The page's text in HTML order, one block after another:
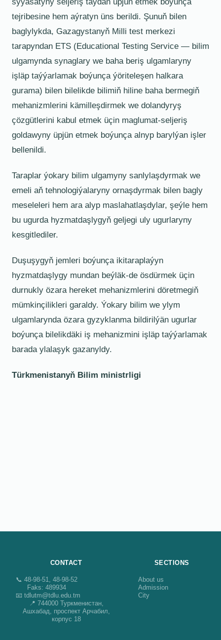
tejribesine hem aýratyn üns berildi. Şunuň bilen
baglylykda, Gazagystanyň Milli test merkezi
tarapyndan ETS (Educational Testing Service — bilim
ulgamynda synaglary we baha beriş ulgamlaryny
işläp taýýarlamak boýunça ýöriteleşen halkara
gurama) bilen bilelikde bilimiň hiline baha bermegiň
mehanizmlerini kämilleşdirmek we dolandyryş
çözgütlerini kabul etmek üçin maglumat-seljeriş
goldawyny üpjün etmek boýunça alnyp barylýan işler
bellenildi.
Taraplar ýokary bilim ulgamyny sanlylaşdyrmak we
emeli aň tehnologiýalaryny ornaşdyrmak bilen bagly
meseleleri hem ara alyp maslahatlaşdylar, şeýle hem
bu ugurda hyzmatdaşlygyň geljegi uly ugurlaryny
kesgitlediler.
Duşuşygyň jemleri boýunça ikitaraplaýyn
hyzmatdaşlygy mundan beýläk-de ösdürmek üçin
durnukly özara hereket mehanizmlerini döretmegiň
mümkinçilikleri garaldy. Ýokary bilim we ylym
ulgamlarynda özara gyzyklanma bildirilýän ugurlar
boýunça bilelikdäki iş mehanizmini işläp taýýarlamak
barada ylalaşyk gazanyldy.
Türkmenistanyň Bilim ministrligi
CONTACT
📞 48-98-51, 48-98-52
Faks: 489934
📧 tdlutm@tdlu.edu.tm
📍 744000 Туркменистан,
Ашхабад, проспект Арчабил,
корпус 18
SECTIONS
About us
Admission
City